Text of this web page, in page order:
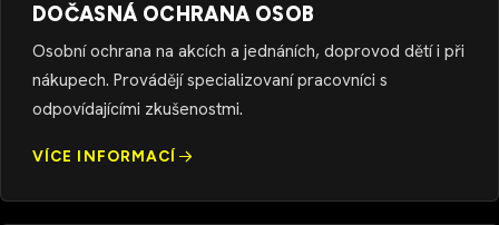
DOČASNÁ OCHRANA OSOB
Osobní ochrana na akcích a jednáních, doprovod dětí i při
nákupech. Provádějí specializovaní pracovníci s
odpovídajícími zkušenostmi.
VÍCE INFORMACÍ